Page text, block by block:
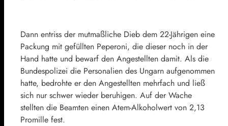
Dann entriss der mutmaßliche Dieb dem 22-Jährigen eine
Packung mit gefüllten Peperoni, die dieser noch in der
Hand hatte und bewarf den Angestellten damit. Als die
Bundespolizei die Personalien des Ungarn aufgenommen
hatte, bedrohte er den Angestellten mehrfach und ließ
sich nur schwer wieder beruhigen. Auf der Wache
stellten die Beamten einen Atem-Alkoholwert von 2,13
Promille fest.